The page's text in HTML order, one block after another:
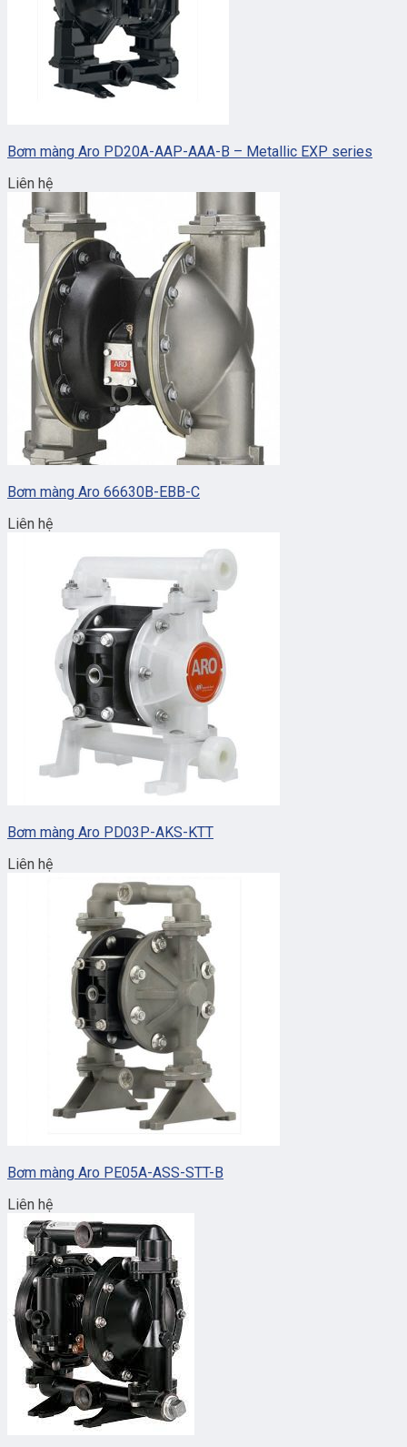
Bơm màng Aro PD20A-AAP-AAA-B – Metallic EXP series
Liên hệ
Bơm màng Aro 66630B-EBB-C
Liên hệ
Bơm màng Aro PD03P-AKS-KTT
Liên hệ
Bơm màng Aro PE05A-ASS-STT-B
Liên hệ